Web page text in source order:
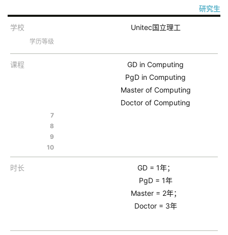
研究生
学校 Unitec国立理工
学历等级
课程
GD in Computing
PgD in Computing
Master of Computing
Doctor of Computing
7
8
9
10
时长
GD = 1年；
PgD = 1年
Master = 2年；
Doctor = 3年